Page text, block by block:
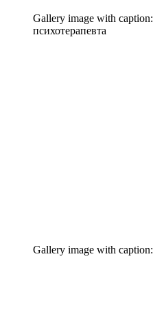
Gallery image with caption:
психотерапевта
Gallery image with caption: